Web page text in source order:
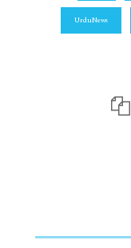
UrduNews